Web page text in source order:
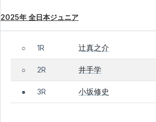
2025年 全日本ジュニア
○ 1R 辻真之介
○ 2R 井手学
● 3R 小坂修史